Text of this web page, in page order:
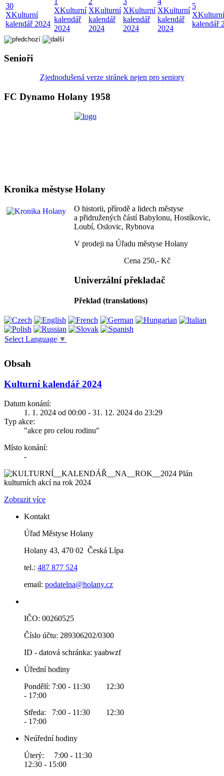
30
XKulturní
kalendář 2024
XKulturní
kalendář
2024
XKulturní
kalendář
2024
XKulturní
kalendář
2024
XKulturní
kalendář
2024
5
XKulturní
kalendář
Senioři
Zjednodušená verze stránek nejen pro seniory
FC Dynamo Holany 1958
Kronika městyse Holany
O historii, přírodě a lidech městyse
a přidružených částí Babylonu, Hostíkovic,
Loubí, Oslovic, Rybnova
V prodeji na Úřadu městyse Holany
Cena 250,- Kč
Univerzální překladač
Překlad (translations)
Select Language ▼
Obsah
Kulturní kalendář 2024
Datum konání:
1. 1. 2024 od 00:00 - 31. 12. 2024 do 23:29
Typ akce:
"akce pro celou rodinu"
Místo konání:
-
Plán
kulturních akcí na rok 2024
Zobrazit více
Kontakt
Úřad Městyse Holany
Holany 43, 470 02 Česká Lípa
tel.: 487 877 524
email: podatelna@holany.cz
IČO: 00260525
Číslo účtu: 289306202/0300
ID - datová schránka: yaabwzf
Úřední hodiny
Pondělí: 7:00 - 11:30 12:30
- 17:00
Středa: 7:00 - 11:30 12:30
- 17:00
Neúřední hodiny
Úterý: 7:00 - 11:30
12:30 - 15:00